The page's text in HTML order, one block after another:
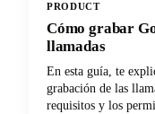
PRODUCT
Cómo grabar
llamadas
En esta guía, te
grabación de las
requisitos y los